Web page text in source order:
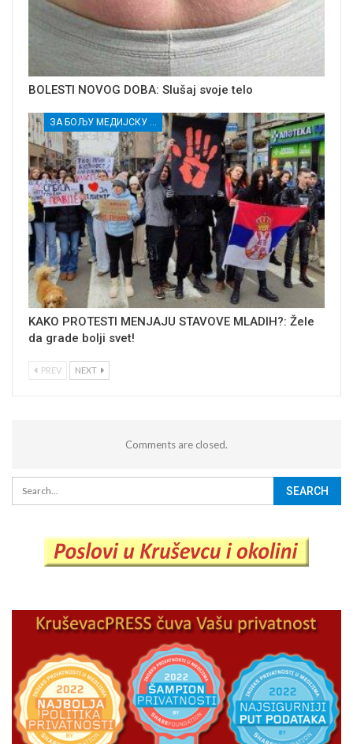
BOLESTI NOVOG DOBA: Slušaj svoje telo
ЗА БОЉУ МЕДИЈСКУ ПИСМЕНОСТ МЛАДИХ ИЗ РУРАЛНИХ СРЕДИНА И ПРИПАДНИЦА/КА РАЊИВИХ ГРУПА
KAKO PROTESTI MENJAJU STAVOVE MLADIH?: Žele
da grade bolji svet!
PREV NEXT
Comments are closed.